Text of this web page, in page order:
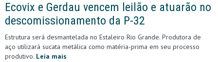
Ecovix e Gerdau vencem leilão e atuarão no
descomissionamento da P-32
Estrutura será desmantelada no Estaleiro Rio Grande. Produtora de
aço utilizará sucata metálica como matéria-prima em seu processo
produtivo. Leia mais